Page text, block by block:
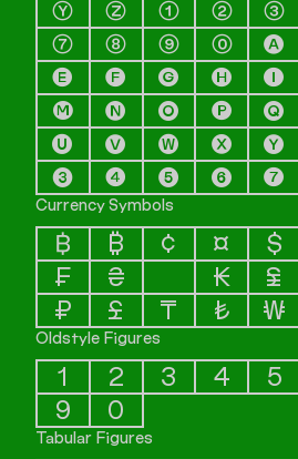
Ⓨ
Ⓩ ① ② ③
⑦
⑧ ⑨ ⓪ 🅐
🅔
🅕 🅖 🅗 🅘
🅜
🅝 🅞 🅟 🅠
🅤
🅥 🅦 🅧 🅨
➌
➍ ➎ ➏ ➐
Currency Symbols
฿ ₿ ¢ ¤ $
₣
₴ ₭ ₤
₽
£ ₸ ₺ ₩
Oldstyle Figures
1 2 3 4 5
9
0
Tabular Figures